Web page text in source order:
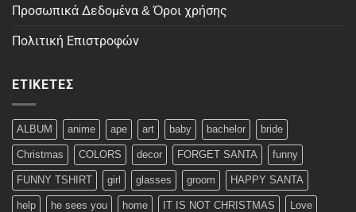
Προσωπικά Δεδομένα & Όροι χρήσης
Πολιτική Επιστροφών
ΕΤΙΚΈΤΕΣ
ALBUM anime ape art baby bachelor bride
Christmas COLORS decor FORGET SANTA funny
FUNNY TSHIRT girl glasses groom HAPPY SANTA
help he sees you home IT IS NOT CHRISTMAS Love